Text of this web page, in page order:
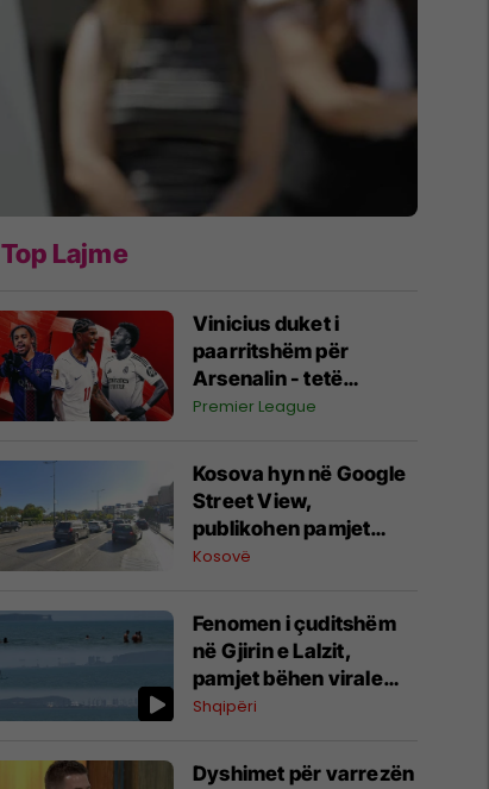
Top Lajme
Vinicius duket i
paarritshëm për
Arsenalin - tetë
alternativa si
për krahun e majtë te
Topçinjtë
Premier League
Kosova hyn në Google
Street View,
publikohen pamjet
360-gradëshe
Kosovë
Fenomen i çuditshëm
në Gjirin e Lalzit,
pamjet bëhen virale
(Video)
Shqipëri
Dyshimet për varrezën